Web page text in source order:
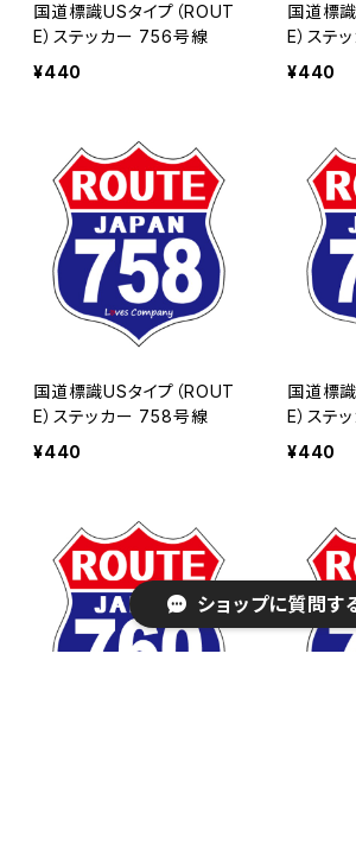
国道標識USタイプ（ROUT
E）ステッカー 756号線
¥440
国道標
E）ステ
¥440
国道標識USタイプ（ROUT
E）ステッカー 758号線
¥440
国道標
E）ステ
¥440
ショップに質問す